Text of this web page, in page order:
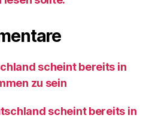
scheint bereits in
zu sein
scheint bereits in